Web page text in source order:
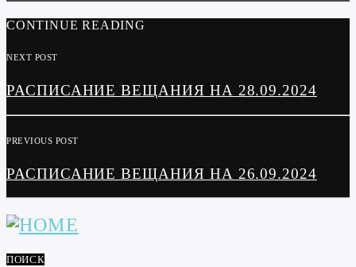
CONTINUE READING
NEXT POST
РАСПИСАНИЕ ВЕЩАНИЯ НА 28.09.2024
PREVIOUS POST
РАСПИСАНИЕ ВЕЩАНИЯ НА 26.09.2024
ПОИСК